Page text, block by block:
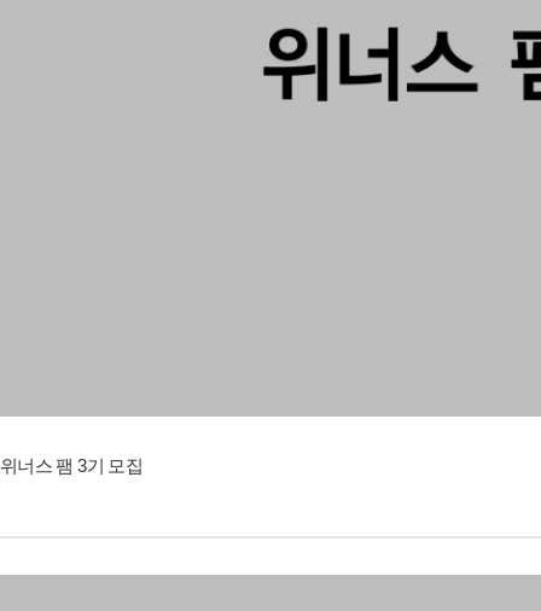
위너스 팸 3기 모집